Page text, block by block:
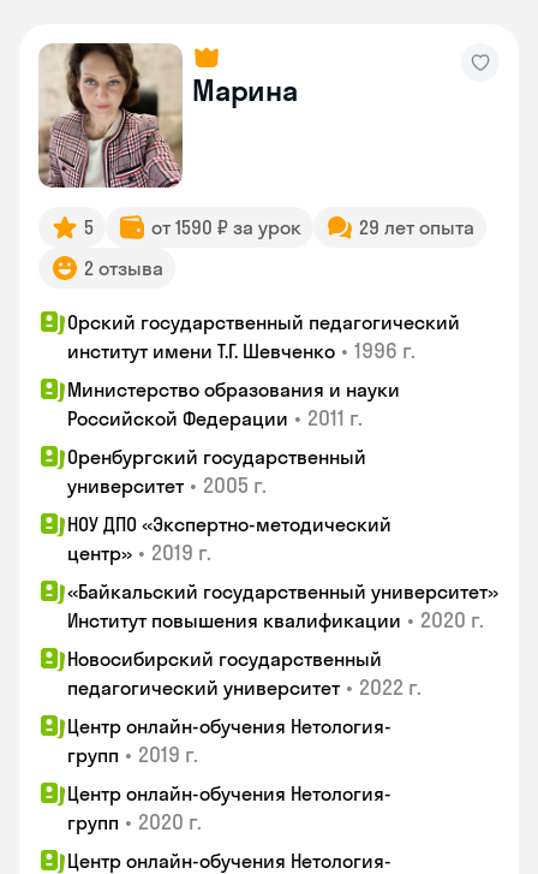
Марина
5 от 1590 ₽ за урок
29 лет опыта
2 отзыва
Орский государственный педагогический
институт имени Т.Г. Шевченко • 1996 г.
Министерство образования и науки
Российской Федерации • 2011 г.
Оренбургский государственный
университет • 2005 г.
НОУ ДПО «Экспертно-методический
центр» • 2019 г.
«Байкальский государственный университет»
Институт повышения квалификации • 2020 г.
Новосибирский государственный
педагогический университет • 2022 г.
Центр онлайн-обучения Нетология-
групп • 2019 г.
Центр онлайн-обучения Нетология-
групп • 2020 г.
Центр онлайн-обучения Нетология-